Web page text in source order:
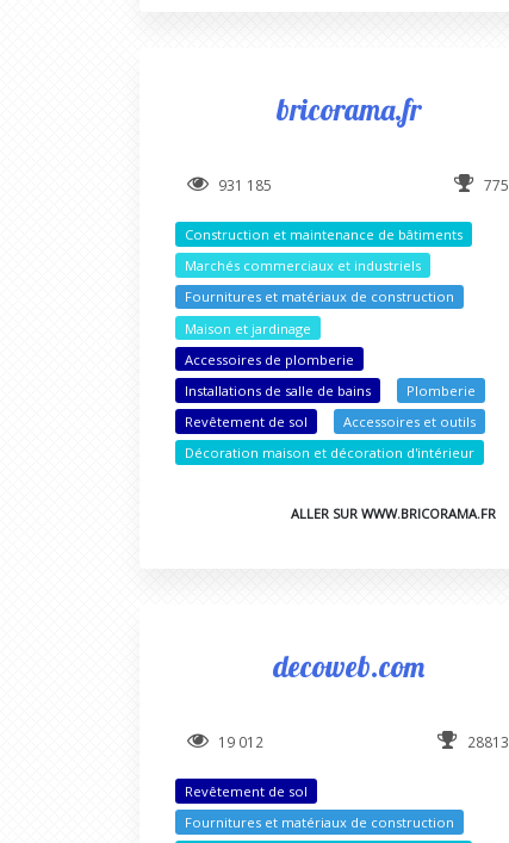
bricorama.fr
931 185 775
Construction et maintenance de bâtiments
Marchés commerciaux et industriels
Fournitures et matériaux de construction
Maison et jardinage
Accessoires de plomberie
Installations de salle de bains
Plomberie
Revêtement de sol
Accessoires et outils
Décoration maison et décoration d'intérieur
ALLER SUR WWW.BRICORAMA.FR
decoweb.com
19 012 28813
Revêtement de sol
Fournitures et matériaux de construction